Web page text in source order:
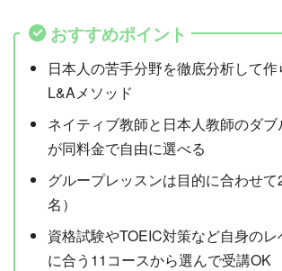
おすすめポイント
日本人の苦手分野を徹底分析して
L&Aメソッド
ネイティブ教師と日本人教師のダブ
が同料金で自由に選べる
グループレッスンは目的に合わせ
名）
資格試験やTOEIC対策など自身の
に合う11コースから選んで受講OK